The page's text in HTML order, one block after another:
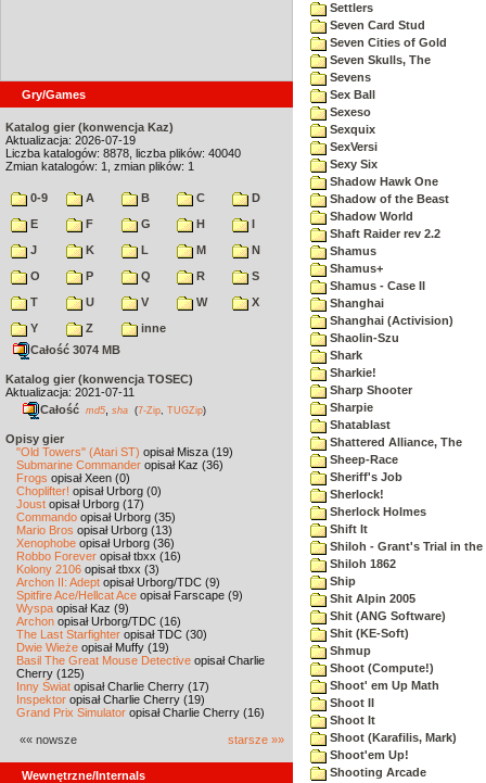
Gry/Games
Katalog gier (konwencja Kaz)
Aktualizacja: 2026-07-19
Liczba katalogów: 8878, liczba plików: 40040
Zmian katalogów: 1, zmian plików: 1
0-9 A B C
D
E
F G H
I
J
K L M
N
O
P Q R
S
T
U V W
X
Y
Z
inne
Całość 3074 MB
Katalog gier (konwencja TOSEC)
Aktualizacja: 2021-07-11
Całość md5 sha (7-Zip TUGZip)
Opisy gier
"Old Towers" (Atari ST) opisał Misza (19)
Submarine Commander opisał Kaz (36)
Frogs opisał Xeen (0)
Choplifter! opisał Urborg (0)
Joust opisał Urborg (17)
Commando opisał Urborg (35)
Mario Bros opisał Urborg (13)
Xenophobe opisał Urborg (36)
Robbo Forever opisał tbxx (16)
Kolony 2106 opisał tbxx (3)
Archon II: Adept opisał Urborg/TDC (9)
Spitfire Ace/Hellcat Ace opisał Farscape (9)
Wyspa opisał Kaz (9)
Archon opisał Urborg/TDC (16)
The Last Starfighter opisał TDC (30)
Dwie Wieże opisał Muffy (19)
Basil The Great Mouse Detective opisał Charlie
Cherry (125)
Inny Świat opisał Charlie Cherry (17)
Inspektor opisał Charlie Cherry (19)
Grand Prix Simulator opisał Charlie Cherry (16)
«« nowsze starsze »»
Wewnętrzne/Internals
Settlers
Seven Card Stud
Seven Cities of Gold
Seven Skulls, The
Sevens
Sex Ball
Sexeso
Sexquix
SexVersi
Sexy Six
Shadow Hawk One
Shadow of the Beast
Shadow World
Shaft Raider rev 2.2
Shamus
Shamus+
Shamus - Case II
Shanghai
Shanghai (Activision)
Shaolin-Szu
Shark
Sharkie!
Sharp Shooter
Sharpie
Shatablast
Shattered Alliance, The
Sheep-Race
Sheriff's Job
Sherlock!
Sherlock Holmes
Shift It
Shiloh - Grant's Trial in the
Shiloh 1862
Ship
Shit Alpin 2005
Shit (ANG Software)
Shit (KE-Soft)
Shmup
Shoot (Compute!)
Shoot' em Up Math
Shoot II
Shoot It
Shoot (Karafilis, Mark)
Shoot'em Up!
Shooting Arcade